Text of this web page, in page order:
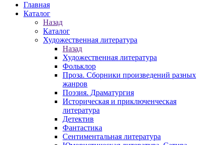
Главная
Каталог
Назад
Каталог
Художественная литература
Назад
Художественная литература
Фольклор
Проза. Сборники произведений разных
жанров
Поэзия. Драматургия
Историческая и приключенческая
литература
Детектив
Фантастика
Сентиментальная литература